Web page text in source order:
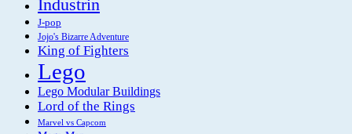
Industrin
J-pop
Jojo's Bizarre Adventure
King of Fighters
Lego
Lego Modular Buildings
Lord of the Rings
Marvel vs Capcom